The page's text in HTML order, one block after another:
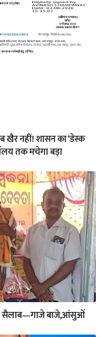
खैर नहीं! शासन का ‘डेस्क
तक मचेगा बड़ा
सैलाब—गाजे बाजे,आंसुओं